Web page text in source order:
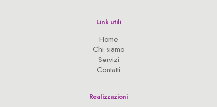
Link utili
Home
Chi siamo
Servizi
Contatti
Realizzazioni